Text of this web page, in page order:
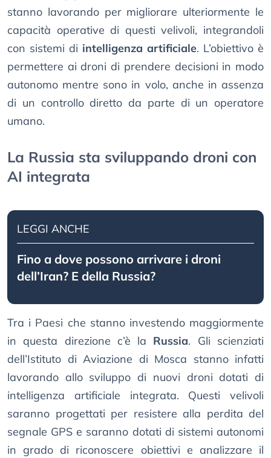
stanno lavorando per migliorare ulteriormente le
capacità operative di questi velivoli, integrandoli
con sistemi di intelligenza artificiale. L’obiettivo è
permettere ai droni di prendere decisioni in modo
autonomo mentre sono in volo, anche in assenza
di un controllo diretto da parte di un operatore
umano.
La Russia sta sviluppando droni con
AI integrata
LEGGI ANCHE
Fino a dove possono arrivare i droni
dell’Iran? E della Russia?
Tra i Paesi che stanno investendo maggiormente
in questa direzione c’è la Russia. Gli scienziati
dell’Istituto di Aviazione di Mosca stanno infatti
lavorando allo sviluppo di nuovi droni dotati di
intelligenza artificiale integrata. Questi velivoli
saranno progettati per resistere alla perdita del
segnale GPS e saranno dotati di sistemi autonomi
in grado di riconoscere obiettivi e analizzare il